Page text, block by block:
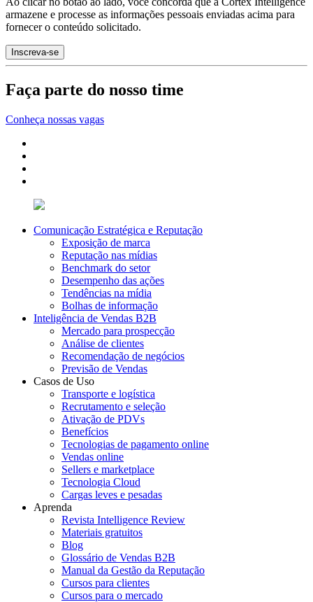
armazene e processe as informações pessoais enviadas acima para
fornecer o conteúdo solicitado.
Faça parte do nosso time
Conheça nossas vagas
Comunicação Estratégica e Reputação
Exposição de marca
Reputação nas mídias
Benchmark do setor
Desempenho das ações
Tendências na mídia
Bolhas de informação
Inteligência de Vendas B2B
Mercado para prospecção
Análise de clientes
Recomendação de negócios
Previsão de Vendas
Casos de Uso
Transporte e logística
Recrutamento e seleção
Ativação de PDVs
Benefícios
Tecnologias de pagamento online
Vendas online
Sellers e marketplace
Tecnologia Cloud
Cargas leves e pesadas
Aprenda
Revista Intelligence Review
Materiais gratuitos
Blog
Glossário de Vendas B2B
Manual da Gestão da Reputação
Cursos para clientes
Cursos para o mercado